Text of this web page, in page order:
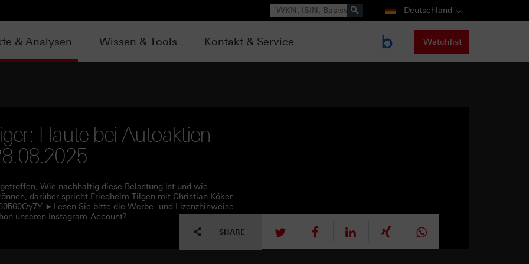
Suche Deutschland
& Analysen Wissen & Tools Kontakt & Service Watchlist
Flaute bei Autoaktien
Wie nachhaltig diese Belastung ist und wie
darüber spricht Friedhelm Tilgen mit Christian Köker
►Lesen Sie bitte die Werbe- und Lizenzhinweise
unseren Instagram-Account?
SHARE tweet mitteilen